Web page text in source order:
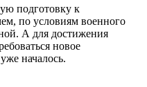
подготовку к
по условиям военного
А для достижения
новое
началось.